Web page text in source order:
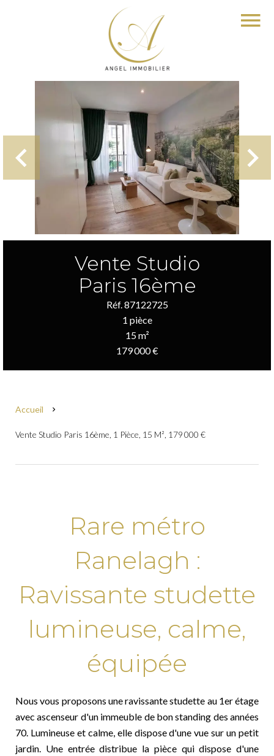
Vente Studio
Paris 16ème
Réf. 87122725
1 pièce
15 m²
179 000 €
Accueil
Vente Studio Paris 16ème, 1 Pièce, 15 M², 179 000 €
Rare métro
Ranelagh :
Ravissante studette
lumineuse, calme,
équipée
Nous vous proposons une ravissante studette au 1er étage
avec ascenseur d'un immeuble de bon standing des années
70. Lumineuse et calme, elle dispose d'une vue sur un petit
jardin. Une entrée distribue la pièce qui dispose d'une